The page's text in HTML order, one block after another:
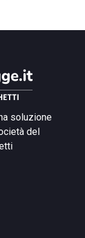
soluzione
del